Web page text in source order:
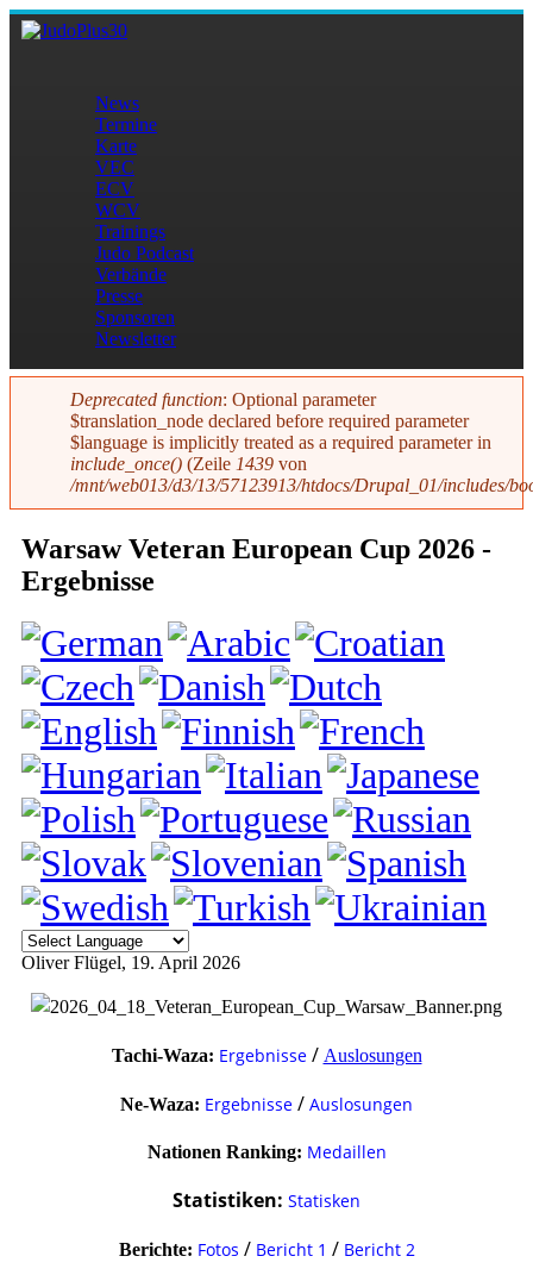
Direkt zum Inhalt
JudoPlus30
Hauptmenü
News
Termine
Karte
VEC
ECV
WCV
Trainings
Judo Podcast
Verbände
Presse
Sponsoren
Newsletter
Fehlermeldung
Deprecated function: Optional parameter
$translation_node declared before required parameter
$language is implicitly treated as a required parameter in
include_once() (Zeile 1439 von
/mnt/web013/d3/13/57123913/htdocs/Drupal_01/includes/
Warsaw Veteran European Cup 2026 -
Ergebnisse
Oliver Flügel, 19. April 2026
Tachi-Waza: Ergebnisse/ Auslosungen
Ne-Waza: Ergebnisse / Auslosungen
Nationen Ranking: Medaillen
Statistiken: Statisken
Berichte: Fotos / Bericht 1 / Bericht 2